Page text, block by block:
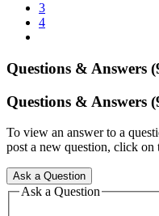
3
4
Questions & Answers
Questions & Answers
To view an answer to a
post a new question, click
Ask a Question
Ask a Question